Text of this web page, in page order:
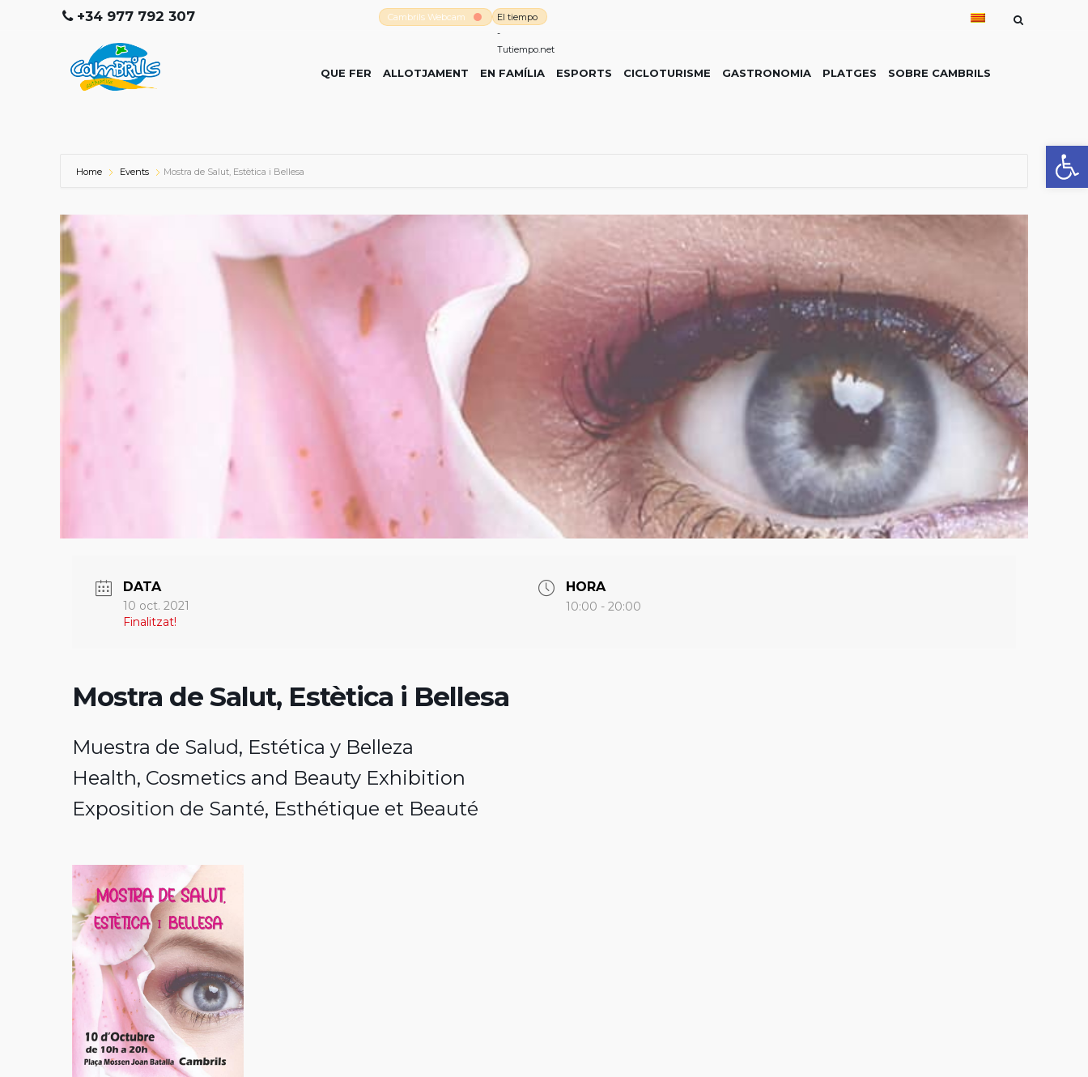
Obre
+34 977 792 307 Cambrils Webcam
El tiempo
-
Tutiempo.net
QUE FER ALLOTJAMENT EN FAMÍLIA ESPORTS CICLOTURISME GASTRONOMIA PLATGES SOBRE CAMBRILS
Home Events Mostra de Salut, Estètica i Bellesa
DATA
10 oct. 2021
Finalitzat!
HORA
10:00 - 20:00
Mostra de Salut, Estètica i Bellesa
Muestra de Salud, Estética y Belleza
Health, Cosmetics and Beauty Exhibition
Exposition de Santé, Esthétique et Beauté